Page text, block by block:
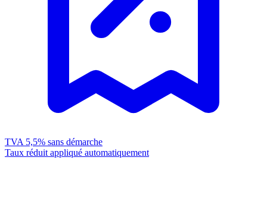
TVA 5,5% sans démarche
Taux réduit appliqué automatiquement